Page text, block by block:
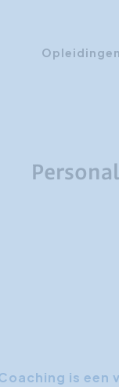
Opleidingen
is